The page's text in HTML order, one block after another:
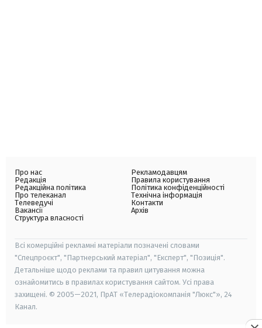
Про нас
Редакція
Редакційна політика
Про телеканал
Телеведучі
Вакансії
Структура власності
Рекламодавцям
Правила користування
Політика конфіденційності
Технічна інформація
Контакти
Архів
Всі комерційні рекламні матеріали позначені словами
"Спецпроєкт", "Партнерський матеріал", "Експерт", "Позиція".
Детальніше щодо реклами та правил цитування можна
ознайомитись в правилах користування сайтом. Усі права
захищені. © 2005—2021, ПрАТ «Телерадіокомпанія "Люкс"», 24
Канал.